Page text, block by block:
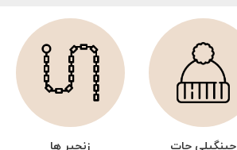
جینگیلی جات زنجیر ها